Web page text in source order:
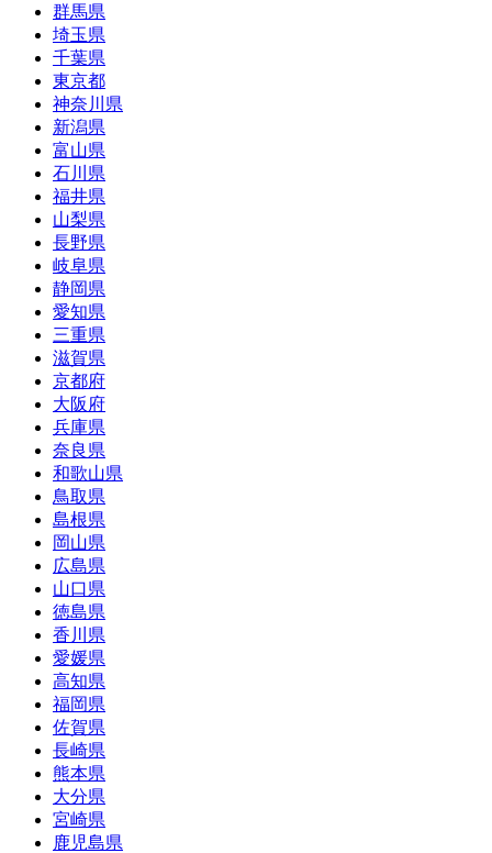
群馬県
埼玉県
千葉県
東京都
神奈川県
新潟県
富山県
石川県
福井県
山梨県
長野県
岐阜県
静岡県
愛知県
三重県
滋賀県
京都府
大阪府
兵庫県
奈良県
和歌山県
鳥取県
島根県
岡山県
広島県
山口県
徳島県
香川県
愛媛県
高知県
福岡県
佐賀県
長崎県
熊本県
大分県
宮崎県
鹿児島県